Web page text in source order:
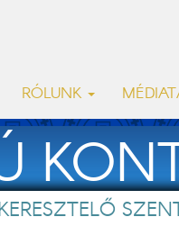
RÓLUNK